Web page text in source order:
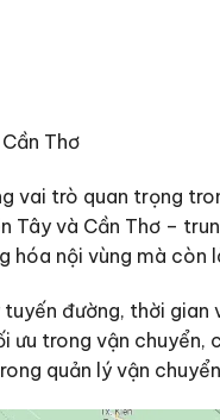
Thơ
vai trò quan trọng
và Cần Thơ –
hóa nội vùng mà
đường, thời
ưu trong vận
quản lý vận